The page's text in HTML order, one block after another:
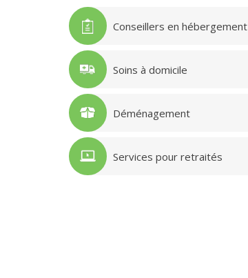
Conseillers en hébergement
Soins à domicile
Déménagement
Services pour retraités